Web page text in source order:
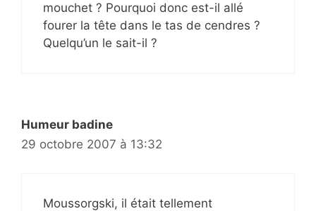
mouchet ? Pourquoi donc est-il allé
fourer la tête dans le tas de cendres ?
Quelqu’un le sait-il ?
Humeur badine
29 octobre 2007 à 13:32
Moussorgski, il était tellement